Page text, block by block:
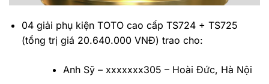
04 giải phụ kiện TOTO cao cấp TS724 + TS725
(tổng trị giá 20.640.000 VNĐ) trao cho:
Anh Sỹ – xxxxxxx305 – Hoài Đức, Hà Nội